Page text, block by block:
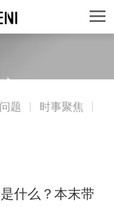
题
时事聚焦
什么？本末带